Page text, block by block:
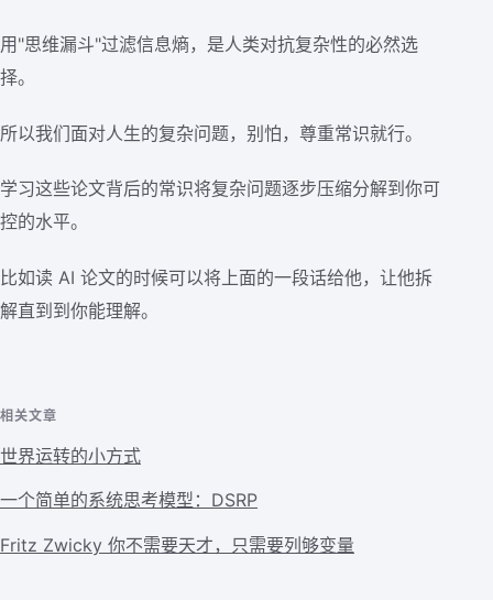
用"思维漏斗"过滤信息熵，是人类对抗复杂性的必然选
择。
所以我们面对人生的复杂问题，别怕，尊重常识就行。
学习这些论文背后的常识将复杂问题逐步压缩分解到你可
控的水平。
比如读 AI 论文的时候可以将上面的一段话给他，让他拆
解直到到你能理解。
相关文章
世界运转的小方式
一个简单的系统思考模型：DSRP
Fritz Zwicky 你不需要天才，只需要列够变量